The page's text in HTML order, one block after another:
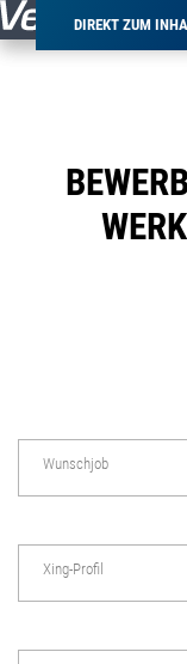
DIREKT ZUM
Wunschjob
Xing-Profil